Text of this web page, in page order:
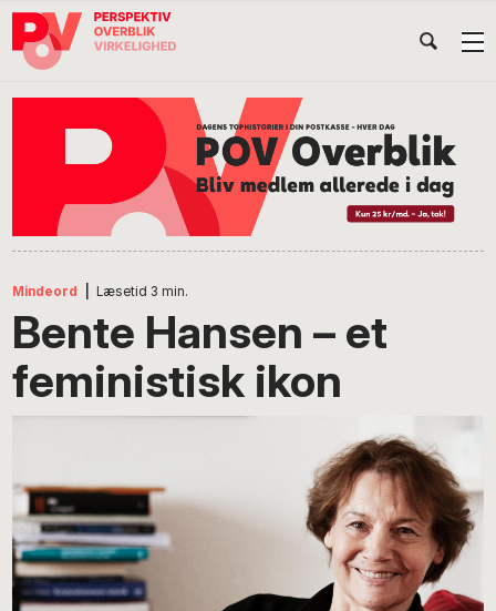
Gå
direkte
Skip
indhold
Gå
direkte
Mindeord Læsetid 3 min.
Bente Hansen – et
feministisk ikon